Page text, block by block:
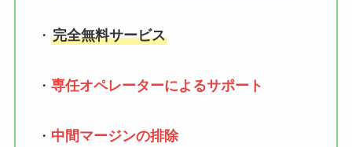
・ 完全無料サービス
・ 専任オペレーターによるサポート
・ 中間マージンの排除